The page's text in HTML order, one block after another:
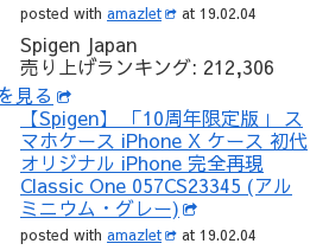
posted with amazlet at 19.02.04
Spigen Japan
売り上げランキング: 212,306
見る
【Spigen】 「10周年限定版」 ス
マホケース iPhone X ケース 初代
オリジナル iPhone 完全再現
Classic One 057CS23345 (アル
ミニウム・グレー)
posted with amazlet at 19.02.04